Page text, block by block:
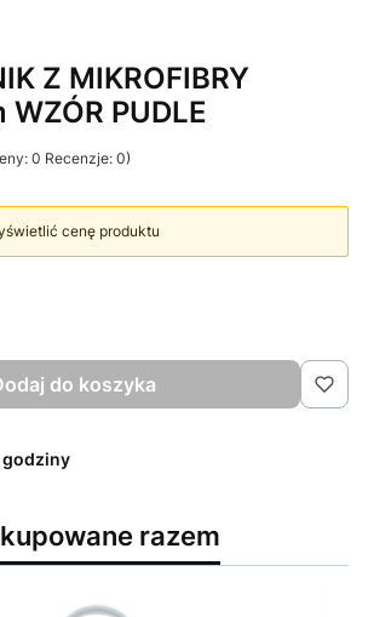
Z MIKROFIBRY
PUDLE
0 Recenzje: 0)
cenę produktu
do koszyka
godziny
razem